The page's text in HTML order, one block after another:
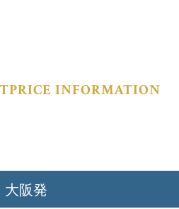
INFORMATION
大阪発